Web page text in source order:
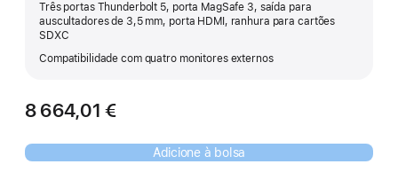
Três portas Thunderbolt 5, porta MagSafe 3, saída para
auscultadores de 3,5 mm, porta HDMI, ranhura para cartões
SDXC
Compatibilidade com quatro monitores externos
8 664,01 €
Adicione à bolsa